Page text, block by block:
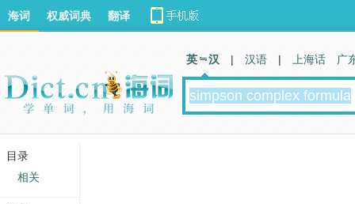
海词 权威词典 翻译
英 汉 | 汉语 | 上海话 广
目录
相关